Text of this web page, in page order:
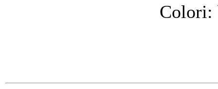
Colori: